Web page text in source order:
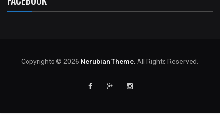
Copyrights © 2026 Nerubian Theme.All Rights Reserved.